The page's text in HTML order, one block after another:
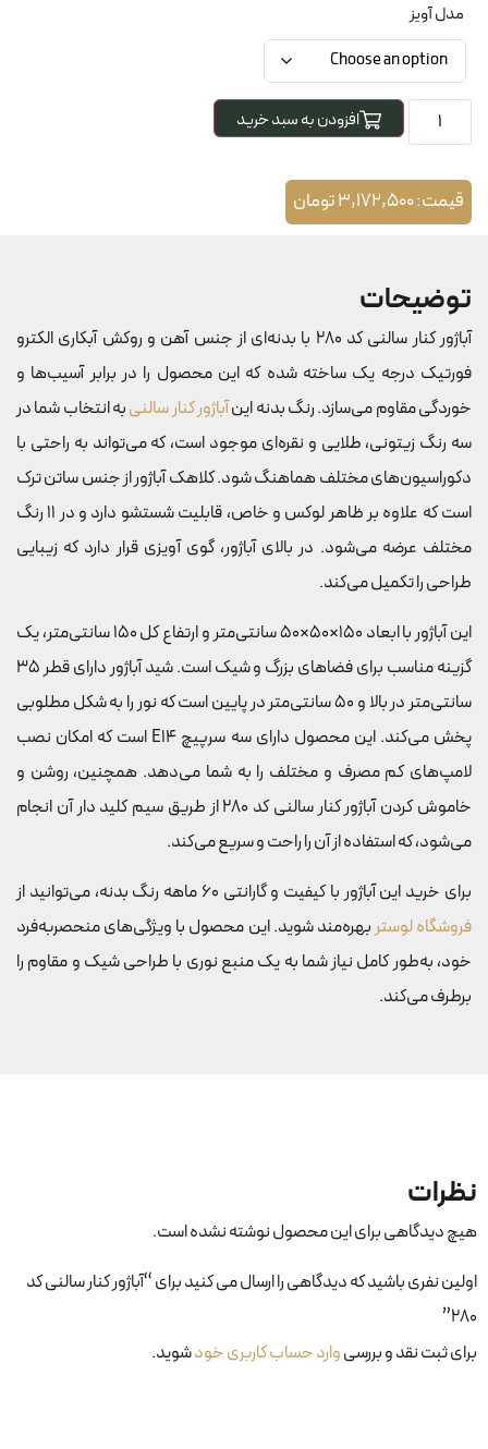
مدل آویز
افزودن به سبد خرید
قیمت:3,172,500تومان
توضیحات
آباژور کنار سالنی کد 280 با بدنه‌ای از جنس آهن و روکش آبکاری الکترو
فورتیک درجه یک ساخته شده که این محصول را در برابر آسیب‌ها و
خوردگی مقاوم می‌سازد. رنگ بدنه اینآباژور کنار سالنیبه انتخاب شما در
سه رنگ زیتونی، طلایی و نقره‌ای موجود است، که می‌تواند به راحتی با
دکوراسیون‌های مختلف هماهنگ شود. کلاهک آباژور از جنس ساتن ترک
است که علاوه بر ظاهر لوکس و خاص، قابلیت شستشو دارد و در 11 رنگ
مختلف عرضه می‌شود. در بالای آباژور، گوی آویزی قرار دارد که زیبایی
طراحی را تکمیل می‌کند.
این آباژور با ابعاد 150×50×50 سانتی‌متر و ارتفاع کل 150 سانتی‌متر، یک
گزینه مناسب برای فضاهای بزرگ و شیک است. شید آباژور دارای قطر 35
سانتی‌متر در بالا و 50 سانتی‌متر در پایین است که نور را به شکل مطلوبی
پخش می‌کند. این محصول دارای سه سرپیچ E14 است که امکان نصب
لامپ‌های کم مصرف و مختلف را به شما می‌دهد. همچنین، روشن و
خاموش کردن آباژور کنار سالنی کد 280 از طریق سیم کلید دار آن انجام
می‌شود، که استفاده از آن را راحت و سریع می‌کند.
برای خرید این آباژور با کیفیت و گارانتی 60 ماهه رنگ بدنه، می‌توانید از
فروشگاه لوستربهره‌مند شوید. این محصول با ویژگی‌های منحصربه‌فرد
خود، به‌طور کامل نیاز شما به یک منبع نوری با طراحی شیک و مقاوم را
برطرف می‌کند.
نظرات
هیچ دیدگاهی برای این محصول نوشته نشده است.
اولین نفری باشید که دیدگاهی را ارسال می کنید برای “آباژور کنار سالنی کد
۲۸۰”
برای ثبت نقد و بررسیوارد حساب کاربری خودشوید.